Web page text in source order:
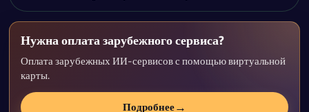
Нужна оплата зарубежного сервиса?
Оплата зарубежных ИИ-сервисов с помощью виртуальной
карты.
Подробнее→